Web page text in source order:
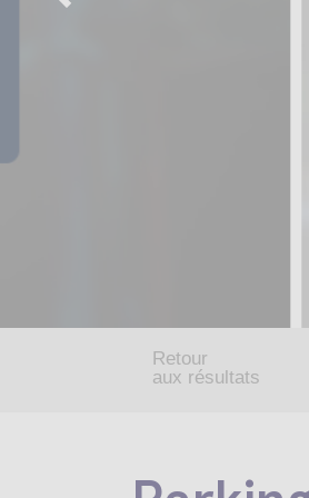
Retour
aux résultats